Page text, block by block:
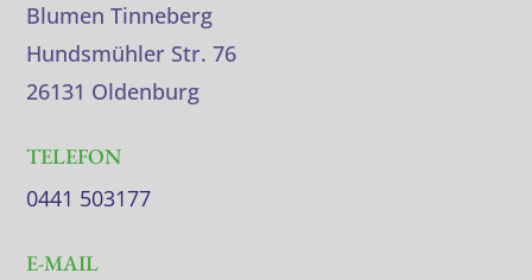
Blumen Tinneberg
Hundsmühler Str. 76
26131 Oldenburg
TELEFON
0441 503177
E-MAIL